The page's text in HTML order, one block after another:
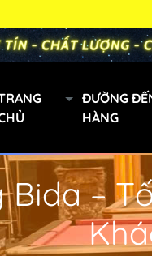
ĐƯỜNG
HÀNG
–